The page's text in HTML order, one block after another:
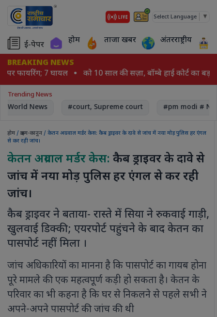
Select Language ▼
ई-पेपर होम ताजा खबर अंतरराष्ट्रीय
BREAKING NEWS
पर फायरिंग; 7 घायल
को 10 साल की सज़ा, बॉम्बे हाई कोर्ट का बड़ा
Trending News
World News #court, Supreme court #pm modi #
होम / क्राइम-कानून / केतन अग्रवाल मर्डर केस: कैब ड्राइवर के दावे से जांच में नया मोड़ पुलिस हर एंगल
से कर रही जांच।
केतन अग्रवाल मर्डर केस: कैब ड्राइवर के दावे से
जांच में नया मोड़ पुलिस हर एंगल से कर रही
जांच।
कैब ड्राइवर ने बताया- रास्ते में सिया ने रुकवाई गाड़ी,
खुलवाई डिक्की; एयरपोर्ट पहुंचने के बाद केतन का
पासपोर्ट नहीं मिला ।
जांच अधिकारियों का मानना है कि पासपोर्ट का गायब होना
पूरे मामले की एक महत्वपूर्ण कड़ी हो सकता है। केतन के
परिवार का भी कहना है कि घर से निकलने से पहले सभी ने
अपने-अपने पासपोर्ट की जांच की थी